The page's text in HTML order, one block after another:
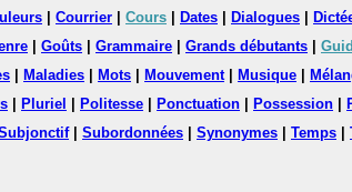
Courrier Cours Dates Dialogues
Goûts Grammaire Grands débutants
Maladies Mots Mouvement| Musique
Pluriel Politesse Ponctuation Possession
| Subordonnées Synonymes Temps